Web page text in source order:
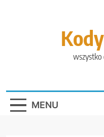
wszystko
MENU